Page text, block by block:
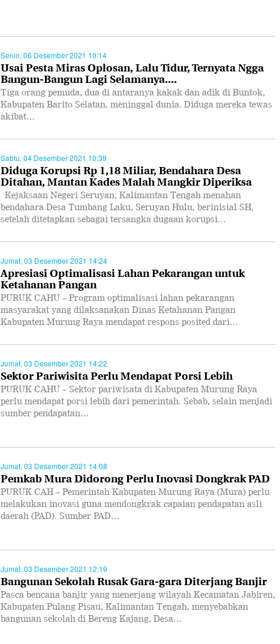
Senin, 06 Desember 2021 10:14
Usai Pesta Miras Oplosan, Lalu Tidur, Ternyata Ngga
Bangun-Bangun Lagi Selamanya....
Tiga orang pemuda, dua di antaranya kakak dan adik di Buntok,
Kabupaten Barito Selatan, meninggal dunia. Diduga mereka tewas
akibat…
Sabtu, 04 Desember 2021 10:39
Diduga Korupsi Rp 1,18 Miliar, Bendahara Desa
Ditahan, Mantan Kades Malah Mangkir Diperiksa
Kejaksaan Negeri Seruyan, Kalimantan Tengah menahan
bendahara Desa Tumbang Laku, Seruyan Hulu, berinisial SH,
setelah ditetapkan sebagai tersangka dugaan korupsi…
Jumat, 03 Desember 2021 14:24
Apresiasi Optimalisasi Lahan Pekarangan untuk
Ketahanan Pangan
PURUK CAHU – Program optimalisasi lahan pekarangan
masyarakat yang dilaksanakan Dinas Ketahanan Pangan
Kabupaten Murung Raya mendapat respons posited dari…
Jumat, 03 Desember 2021 14:22
Sektor Pariwisita Perlu Mendapat Porsi Lebih
PURUK CAHU – Sektor pariwisata di Kabupaten Murung Raya
perlu mendapat porsi lebih dari pemerintah. Sebab, selain menjadi
sumber pendapatan…
Jumat, 03 Desember 2021 14:08
Pemkab Mura Didorong Perlu Inovasi Dongkrak PAD
PURUK CAH – Pemerintah Kabupaten Murung Raya (Mura) perlu
melakukan inovasi guna mendongkrak capaian pendapatan asli
daerah (PAD). Sumber PAD…
Jumat, 03 Desember 2021 12:19
Bangunan Sekolah Rusak Gara-gara Diterjang Banjir
Pasca bencana banjir yang menerjang wilayah Kecamatan Jabiren,
Kabupaten Pulang Pisau, Kalimantan Tengah, menyebabkan
bangunan sekolah di Bereng Kajang, Desa…